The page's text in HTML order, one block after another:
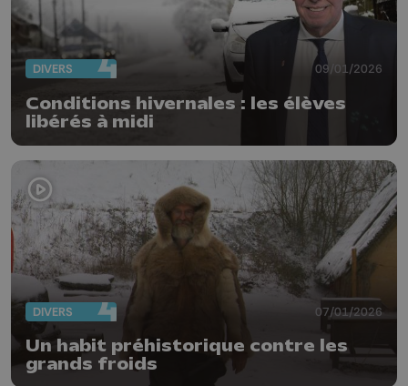
DIVERS 09/01/2026
Conditions hivernales : les élèves
libérés à midi
DIVERS 07/01/2026
Un habit préhistorique contre les
grands froids